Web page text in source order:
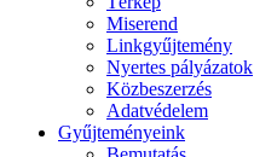
Miserend
Linkgyűjtemény
Nyertes pályázatok
Közbeszerzés
Adatvédelem
Gyűjteményeink